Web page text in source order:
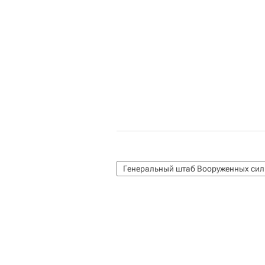
Генеральный штаб Вооруженных